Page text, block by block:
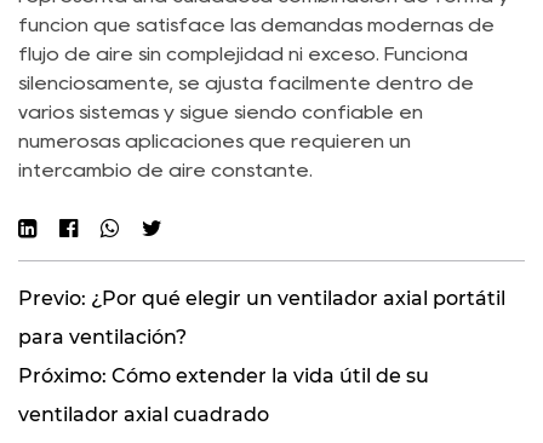
función que satisface las demandas modernas de
flujo de aire sin complejidad ni exceso. Funciona
silenciosamente, se ajusta fácilmente dentro de
varios sistemas y sigue siendo confiable en
numerosas aplicaciones que requieren un
intercambio de aire constante.
Previo: ¿Por qué elegir un ventilador axial portátil
para ventilación?
Próximo: Cómo extender la vida útil de su
ventilador axial cuadrado